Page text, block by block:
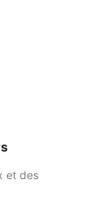
et des